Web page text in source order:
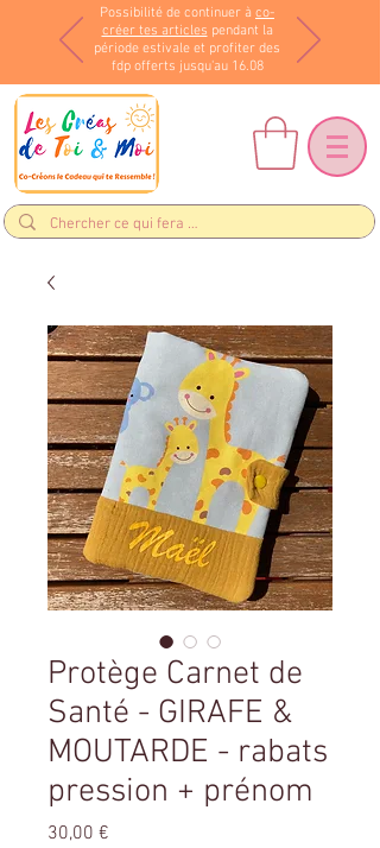
Possibilité de continuer à co-
créer tes articles pendant la
période estivale et profiter des
fdp offerts jusqu'au 16.08
Protège Carnet de
Santé - GIRAFE &
MOUTARDE - rabats
pression + prénom
30,00 €